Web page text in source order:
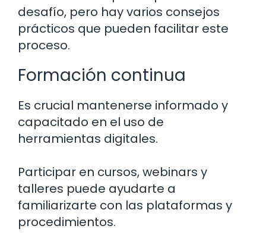
desafío, pero hay varios consejos
prácticos que pueden facilitar este
proceso.
Formación continua
Es crucial mantenerse informado y
capacitado en el uso de
herramientas digitales.
Participar en cursos, webinars y
talleres puede ayudarte a
familiarizarte con las plataformas y
procedimientos.